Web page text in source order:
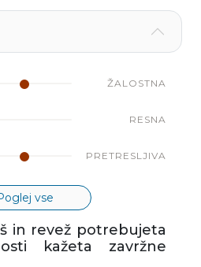
ŽALOSTNA
RESNA
PRETRESLJIVA
vse
in revež potrebujeta
kažeta zavržne